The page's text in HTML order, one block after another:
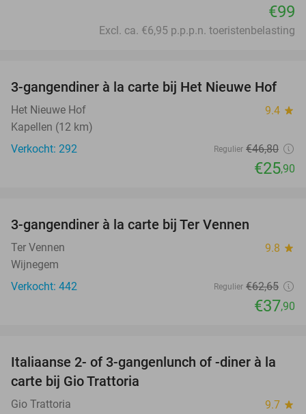
€99
Excl. ca. €6,95 p.p.p.n. toeristenbelasting
45%
3-gangendiner à la carte bij Het Nieuwe Hof
Het Nieuwe Hof 9.4 star
Kapellen (12 km)
Verkocht: 292
Regulier €46,80
€25,90
3-gangendiner à la carte bij Ter Vennen
Ter Vennen 9.8 star
Wijnegem
Verkocht: 442
Regulier €62,65
€37,90
28%
Italiaanse 2- of 3-gangenlunch of -diner à la
carte bij Gio Trattoria
Gio Trattoria 9.7 star